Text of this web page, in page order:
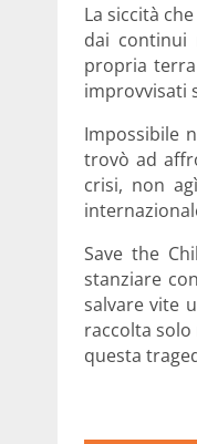
La siccità
dai continui
propria
improvvisati
Impossibile
trovò ad
crisi, non
Save the
stanziare
salvare vite
raccolta
questa